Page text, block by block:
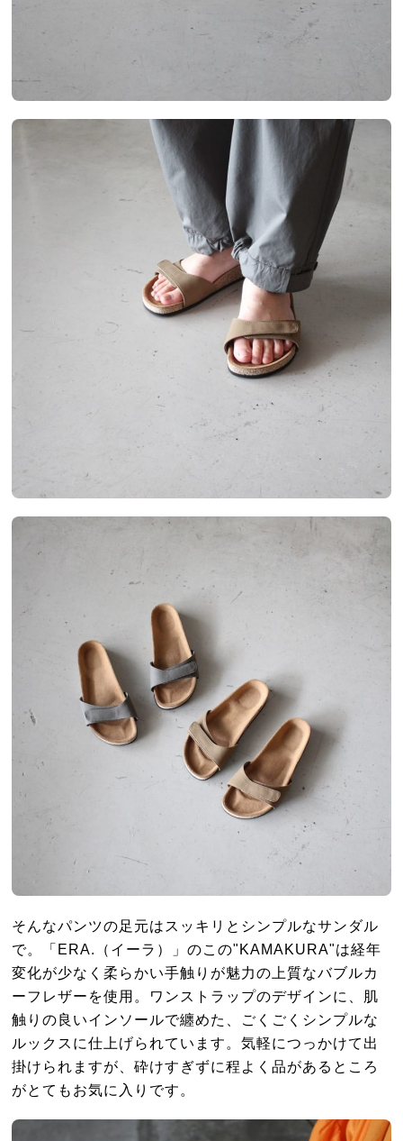
そんなパンツの足元はスッキリとシンプルなサンダル
で。「ERA.（イーラ）」のこの"KAMAKURA"は経年
変化が少なく柔らかい手触りが魅力の上質なバブルカ
ーフレザーを使用。ワンストラップのデザインに、肌
触りの良いインソールで纏めた、ごくごくシンプルな
ルックスに仕上げられています。気軽につっかけて出
掛けられますが、砕けすぎずに程よく品があるところ
がとてもお気に入りです。